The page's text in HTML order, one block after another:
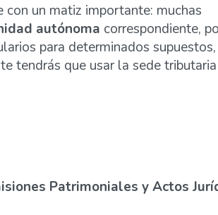
con un matiz importante: muchas
autónoma correspondiente,
para determinados
tendrás que usar la sede tributaria
Patrimoniales y Actos